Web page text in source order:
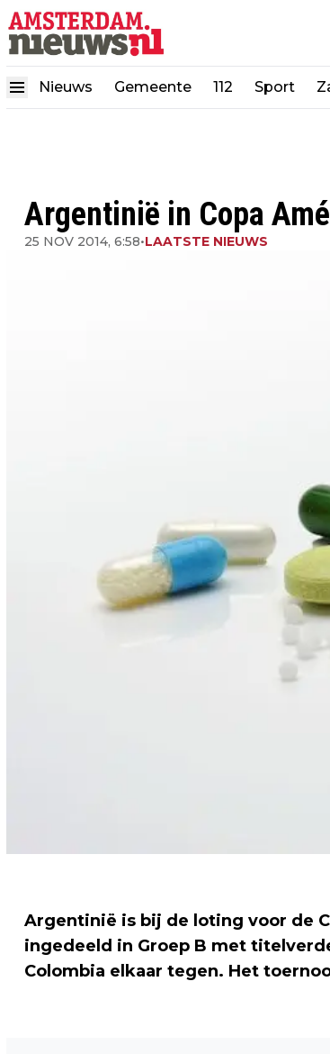
Nieuws Gemeente 112 Sport
Argentinië in Copa
25 NOV 2014, 6:58•LAATSTE NIEUWS
Argentinië is bij de loting voor de
ingedeeld in Groep B met
Colombia elkaar tegen. Het